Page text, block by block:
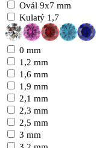
Ovál 9x7 mm
Kulatý 1,7
0 mm
1,2 mm
1,6 mm
1,9 mm
2,1 mm
2,3 mm
2,5 mm
3 mm